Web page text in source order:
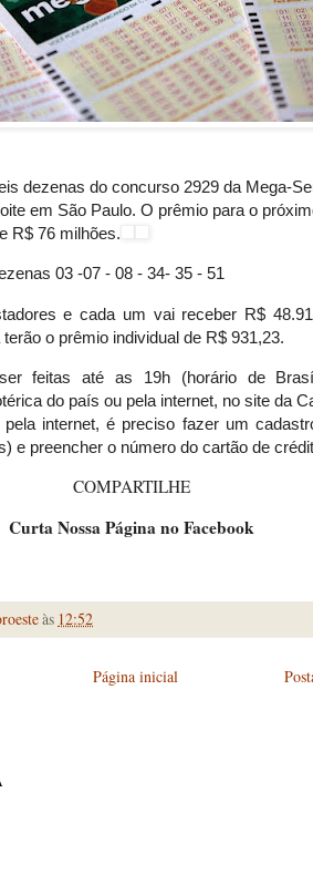
dezenas do concurso 2929 da Mega-
em São Paulo. O prêmio para o
R$ 76 milhões.
03 -07 - 08 - 34- 35 - 51
e cada um vai receber R$
o prêmio individual de R$ 931,23.
feitas até as 19h (horário de
do país ou pela internet, no site da
pela internet, é preciso fazer um
e preencher o número do cartão de
COMPARTILHE
Curta Nossa Página no Facebook
às 12:52
Página inicial